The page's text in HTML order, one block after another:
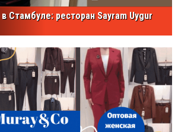
Стамбуле: ресторан Sayram Uygur